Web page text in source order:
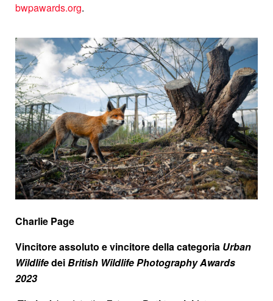
bwpawards.org.
Charlie Page
Vincitore assoluto e vincitore della categoria Urban
WildlifedeiBritish Wildlife Photography Awards
2023